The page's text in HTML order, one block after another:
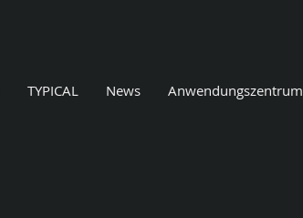
TYPICAL News Anwendungszentrum